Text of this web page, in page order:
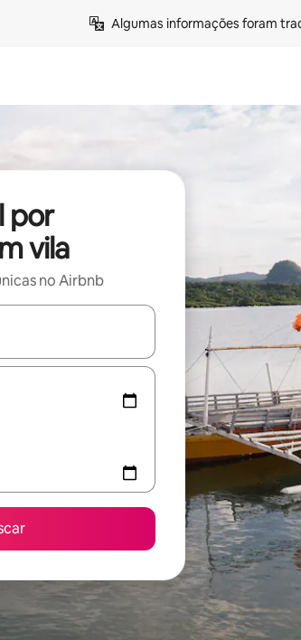
Algumas informações foram
por
vila
no Airbnb
disponíveis, explore-os usando as seta